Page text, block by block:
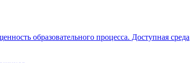
образовательного процесса. Доступная среда